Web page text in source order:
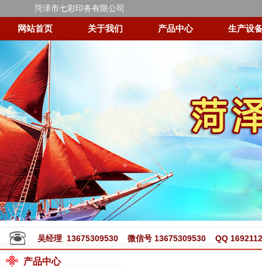
菏泽市七彩印务有限公司
网站首页 关于我们 产品中心 生产设
吴经理 13675309530 微信号 13675309530 QQ
产品中心